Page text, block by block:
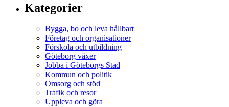
Kategorier
Bygga, bo och leva hållbart
Företag och organisationer
Förskola och utbildning
Göteborg växer
Jobba i Göteborgs Stad
Kommun och politik
Omsorg och stöd
Trafik och resor
Uppleva och göra